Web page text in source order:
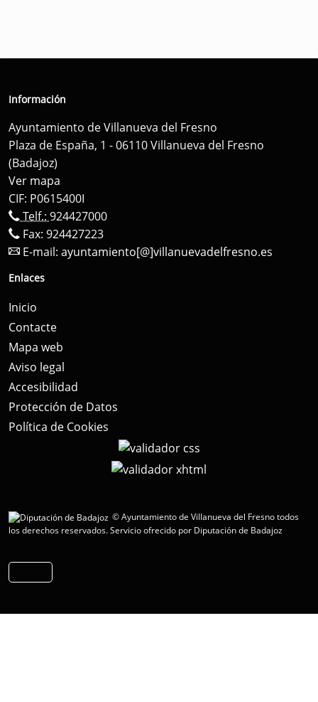
Información
Ayuntamiento de Villanueva del Fresno
Plaza de España, 1 - 06110 Villanueva del Fresno
(Badajoz)
Ver mapa
CIF: P0615400I
Telf.: 924427000
Fax: 924427223
E-mail: ayuntamiento[@]villanuevadelfresno.es
Enlaces
Inicio
Contacte
Mapa web
Aviso legal
Accesibilidad
Protección de Datos
Política de Cookies
© Ayuntamiento de Villanueva del Fresno todos
los derechos reservados.Servicio ofrecido por Diputación de Badajoz